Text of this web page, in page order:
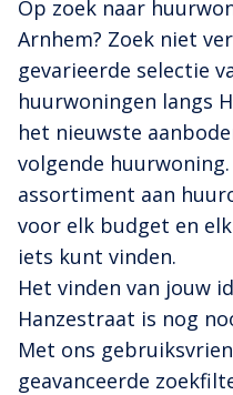
Op zoek naar
Arnhem? Zoek niet
gevarieerde selectie
huurwoningen langs
het nieuwste
volgende
assortiment aan
voor elk budget en
iets kunt vinden.
Het vinden van jouw
Hanzestraat is nog
Met ons
geavanceerde